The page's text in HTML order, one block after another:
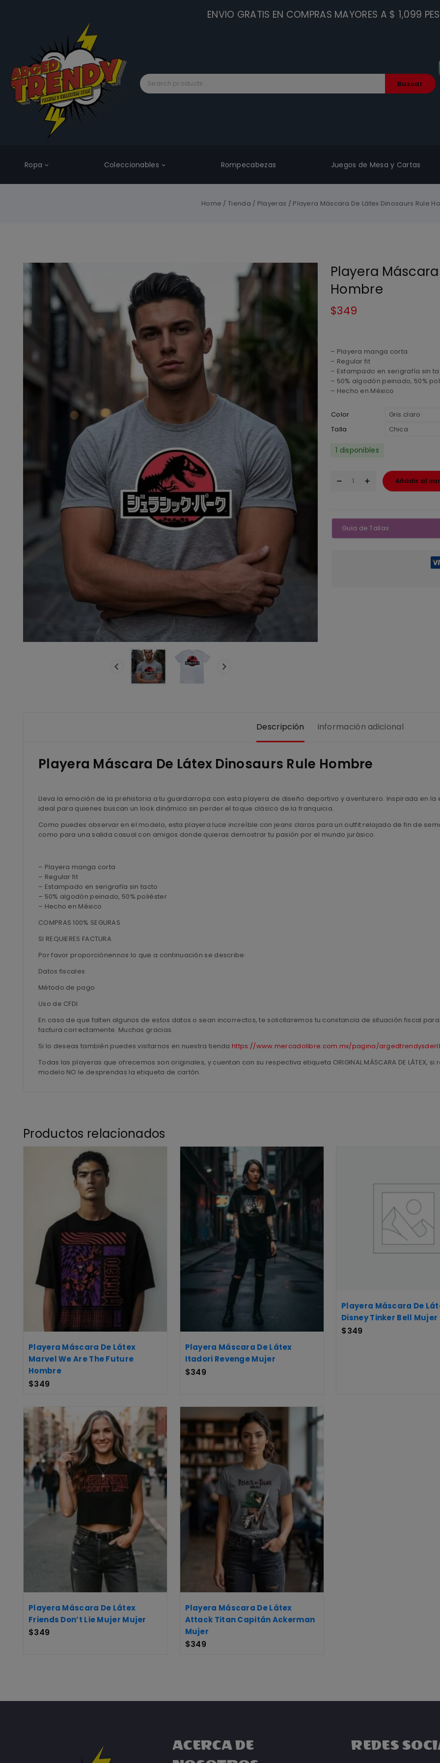
ENVIO GRATIS EN COMPRAS MAYORES A $ 1,099
Buscar
Ropa Coleccionables Rompecabezas Juegos de Mesa y Cartas
Home / Tienda / Playeras / Playera Máscara De Látex Dinosaurs Rule
Playera
Hombre
$349
– Playera manga corta
– Regular fit
– Estampado en serigrafía sin
– 50% algodón peinado, 50%
– Hecho en México
Color
Talla
1 disponibles
Añadir al
Guia de Tallas
Descripción Información adicional
Playera Máscara De Látex Dinosaurs Rule Hombre
Lleva la emoción de la prehistoria a tu guardarropa con esta playera de diseño deportivo y aventurero. Inspirada en
ideal para quienes buscan un look dinámico sin perder el toque clásico de la franquicia.
Como puedes observar en el modelo, esta playera luce increíble con jeans claros para un outfit relajado de fin de
como para una salida casual con amigos donde quieras demostrar tu pasión por el mundo jurásico.
– Playera manga corta
– Regular fit
– Estampado en serigrafía sin tacto
– 50% algodón peinado, 50% poliéster
– Hecho en México
COMPRAS 100% SEGURAS
SI REQUIERES FACTURA
Por favor proporciónennos lo que a continuación se describe:
Datos fiscales
Método de pago
Uso de CFDI
En caso de que falten algunos de estos datos o sean incorrectos, te solicitaremos tu constancia de situación fiscal
factura correctamente. Muchas gracias.
Si lo deseas también puedes visitarnos en nuestra tiendahttps://www.mercadolibre.com.mx/pagina/
Todas las playeras que ofrecemos son originales, y cuentan con su respectiva etiqueta ORIGINAL MÁSCARA DE
modelo NO le desprendas la etiqueta de cartón.
Productos relacionados
Playera Máscara De Látex
Marvel We Are The Future
Hombre
$349
Playera Máscara De Látex
Itadori Revenge Mujer
$349
Playera Máscara De
Disney Tinker Bell Mujer
$349
Playera Máscara De Látex
Friends Don’t Lie Mujer Mujer
$349
Playera Máscara De Látex
Attack Titan Capitán Ackerman
Mujer
$349
ACERCA DE
REDES